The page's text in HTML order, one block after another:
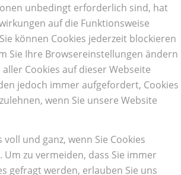
unbedingt erforderlich sind, hat
auf die Funktionsweise
können Cookies jederzeit blockieren
Sie Ihre Browsereinstellungen ändern
Cookies auf dieser Webseite
jedoch immer aufgefordert, Cookies
wenn Sie unsere Website
und ganz, wenn Sie Cookies
zu vermeiden, dass Sie immer
gefragt werden, erlauben Sie uns